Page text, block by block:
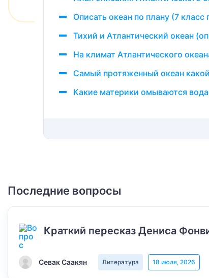
Описать океан по плану (7 класс
Тихий и Атлантический океан
На климат Атлантического
Самый протяженный океан
Какие материки омываются
Последние вопросы
Краткий пересказ Дениса
Севак Саакян Литература 18 июля, 2026